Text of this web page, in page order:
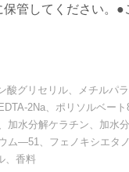
管してください。
グリセリル、メチルパ
2Na、ポリソルベー
水分解ケラチン、加水
ム―51、フェノキシエタ
、香料